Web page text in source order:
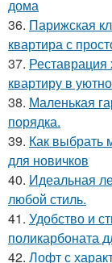
дома
36. Парижская
квартира с
37. Реставрация
квартиру в
38. Маленькая
порядка.
39. Как выбрать
для новичков
40. Идеальная
любой стиль.
41. Удобство и
поликарбоната
42. Лофт с